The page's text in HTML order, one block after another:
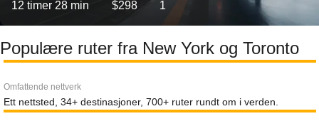
12 timer 28 min $298 1
Populære ruter fra New York og Toronto
Omfattende nettverk
Ett nettsted, 34+ destinasjoner, 700+ ruter rundt om i verden.